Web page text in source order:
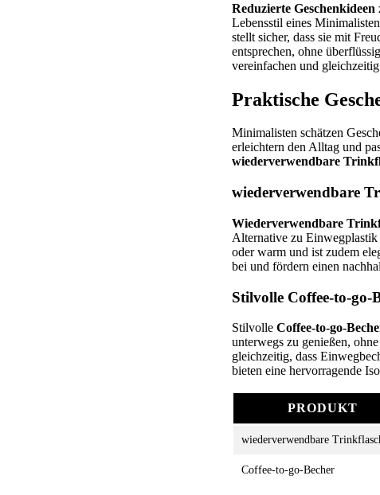
Reduzierte Geschenkideen
Lebensstil eines
stellt sicher, dass sie mit
entsprechen, ohne
vereinfachen und
Praktische
Minimalisten schätzen
erleichtern den Alltag und
wiederverwendbare
wiederverwendbare
Wiederverwendbare
Alternative zu Einwegplastik
oder warm und ist zudem
bei und fördern einen
Stilvolle Coffee-to-go-
Stilvolle Coffee-to-go-
unterwegs zu genießen,
gleichzeitig, dass
bieten eine hervorragende
PRODUKT
wiederverwendbare
Coffee-to-go-Becher